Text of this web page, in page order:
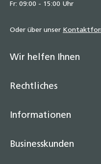
Fr: 09:00 - 15:00 Uhr
Oder über unser
Wir helfen Ihnen
Rechtliches
Informationen
Businesskunden